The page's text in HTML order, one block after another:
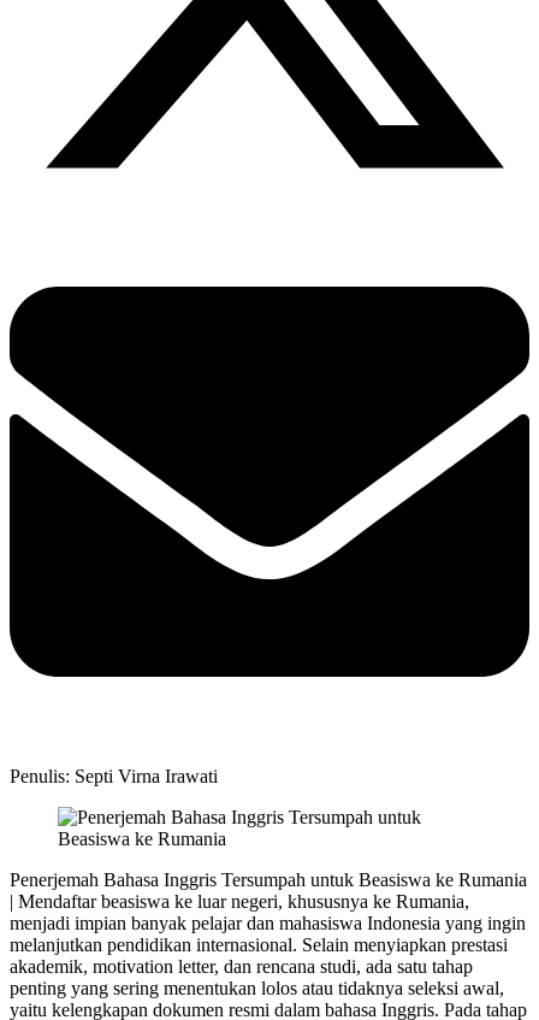
Penulis: Septi Virna Irawati
Penerjemah Bahasa Inggris Tersumpah untuk Beasiswa ke Rumania
| Mendaftar beasiswa ke luar negeri, khususnya ke Rumania,
menjadi impian banyak pelajar dan mahasiswa Indonesia yang ingin
melanjutkan pendidikan internasional. Selain menyiapkan prestasi
akademik, motivation letter, dan rencana studi, ada satu tahap
penting yang sering menentukan lolos atau tidaknya seleksi awal,
yaitu kelengkapan dokumen resmi dalam bahasa Inggris. Pada tahap